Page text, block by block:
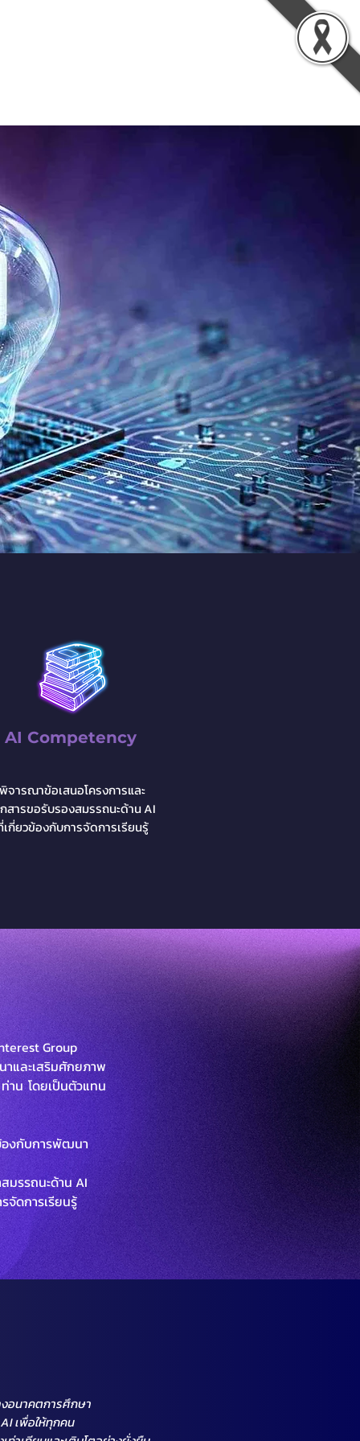
AI Competency
พิจารณาข้อเสนอโครงการและ
สารขอรับรองสมรรถนะด้าน AI
กี่ยวข้องกับการจัดการเรียนรู้​
Group
และเสริมศักยภาพ
าน โดยเป็นตัวแทน
งกับการพัฒนา
รรถนะด้าน AI
ดการเรียนรู้​
งอนาคตการศึกษา
เพื่อให้ทุกคน